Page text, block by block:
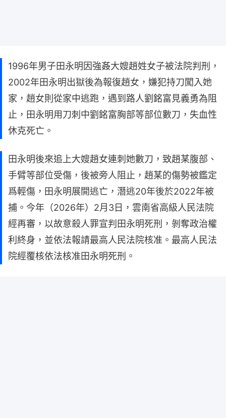
1996年男子田永明因強姦大嫂趙姓女子被法院判刑，
2002年田永明出獄後為報復趙女，嫌犯持刀闖入她
家，趙女則從家中逃跑，遇到路人劉銘富見義勇為阻
止，田永明用刀刺中劉銘富胸部等部位數刀，失血性
休克死亡。
田永明後來追上大嫂趙女連刺她數刀，致趙某腹部、
手臂等部位受傷，後被旁人阻止，趙某的傷勢被鑑定
爲輕傷，田永明展開逃亡，潛逃20年後於2022年被
捕。今年（2026年）2月3日，雲南省高級人民法院
經再審，以故意殺人罪宣判田永明死刑，剝奪政治權
利終身，並依法報請最高人民法院核准。最高人民法
院經覆核依法核准田永明死刑。